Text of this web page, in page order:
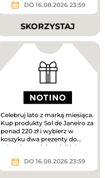
DO 16.08.2026 23:59
SKORZYSTAJ
Celebruj lato z marką miesiąca.
Kup produkty Sol de Janeiro za
ponad 220 zł i wybierz w
koszyku dwa prezenty do
zakupów – mini mgiełki do...
DO 16.08.2026 23:59